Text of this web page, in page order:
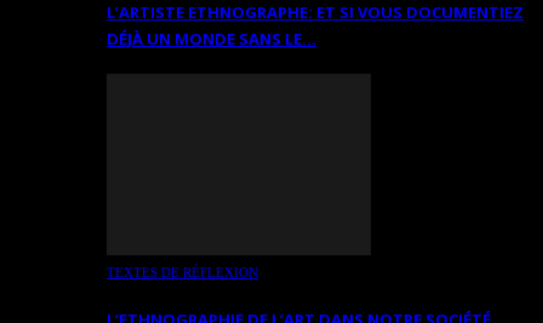
L’ARTISTE ETHNOGRAPHE: ET SI VOUS DOCUMENTIEZ
DÉJÀ UN MONDE SANS LE…
TEXTES DE RÉFLEXION